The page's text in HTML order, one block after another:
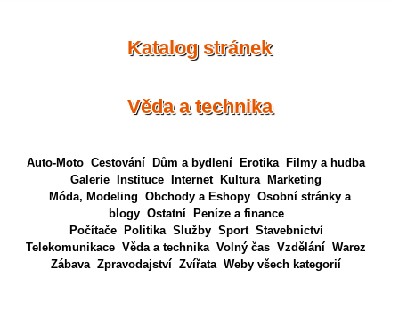
Katalog stránek
Věda a technika
Auto-Moto Cestování Dům a bydlení Erotika
Filmy a hudba
Galerie
Instituce Internet Kultura
Marketing
Móda, Modeling Obchody a Eshopy Osobní stránky a
blogy Ostatní
Peníze a finance
Počítače
Politika Služby Sport Stavebnictví
Telekomunikace Věda a technika Volný čas Vzdělání Warez
Zábava Zpravodajství Zvířata Weby všech kategorií